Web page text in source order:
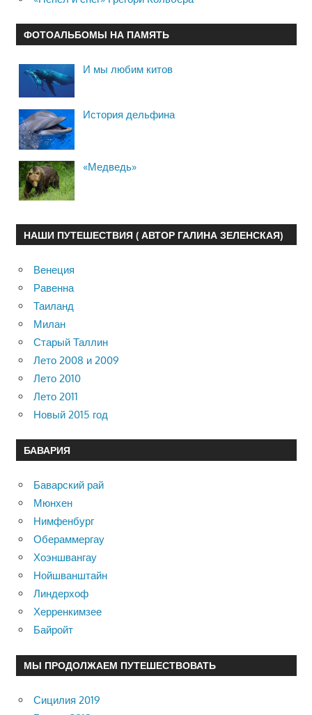
ФОТОАЛЬБОМЫ НА ПАМЯТЬ
И мы любим китов
История дельфина
«Медведь»
НАШИ ПУТЕШЕСТВИЯ ( АВТОР ГАЛИНА ЗЕЛЕНСКАЯ)
Венеция
Равенна
Таиланд
Милан
Старый Таллин
Лето 2008 и 2009
Лето 2010
Лето 2011
Новый 2015 год
БАВАРИЯ
Баварский рай
Мюнхен
Нимфенбург
Обераммергау
Хоэншвангау
Нойшванштайн
Линдерхоф
Херренкимзее
Байройт
МЫ ПРОДОЛЖАЕМ ПУТЕШЕСТВОВАТЬ
Сицилия 2019